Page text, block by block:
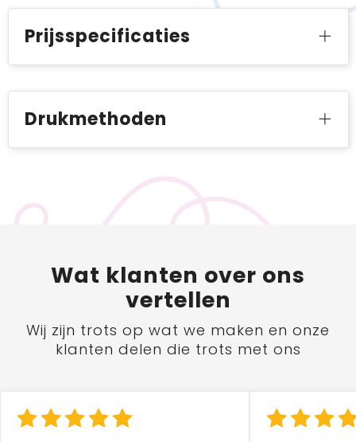
Prijsspecificaties
Drukmethoden
Wat klanten over ons
vertellen
Wij zijn trots op wat we maken en onze
klanten delen die trots met ons